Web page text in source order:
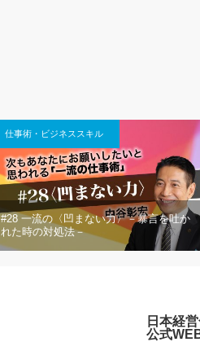
仕事術・ビジネススキル
#28 一流の〈凹まない力〉－暴言を吐か
れた時の対処法－
日本経
公式